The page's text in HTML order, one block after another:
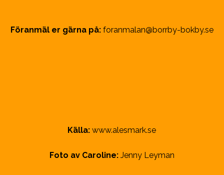
Föranmäl er gärna på:foranmalan@borrby-bokby.se
Källa: www.alesmark.se
Foto av Caroline:Jenny Leyman